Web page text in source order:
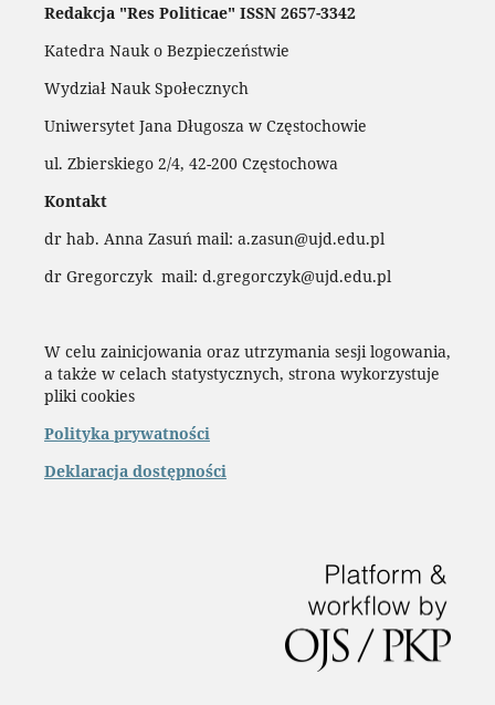
Redakcja "Res Politicae" ISSN 2657-3342
Katedra Nauk o Bezpieczeństwie
Wydział Nauk Społecznych
Uniwersytet Jana Długosza w Częstochowie
ul. Zbierskiego 2/4, 42-200 Częstochowa
Kontakt
dr hab. Anna Zasuń mail: a.zasun@ujd.edu.pl
dr Gregorczyk mail: d.gregorczyk@ujd.edu.pl
W celu zainicjowania oraz utrzymania sesji logowania,
a także w celach statystycznych, strona wykorzystuje
pliki cookies
Polityka prywatności
Deklaracja dostępności